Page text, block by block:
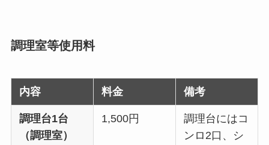
調理室等使用料
内容 料金 備考
調理台1台
（調理室）
1,500円
調理台にはコ
ンロ2口、シ